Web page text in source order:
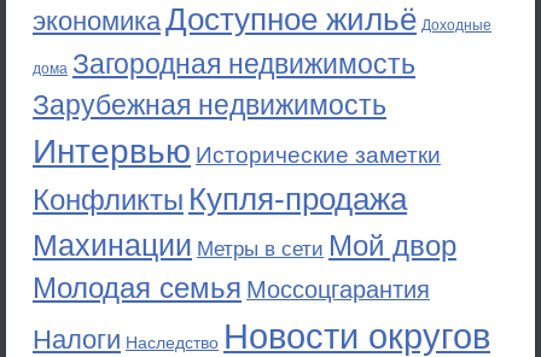
экономикаДоступное жильё Доходные
дома Загородная недвижимость
Зарубежная недвижимость
Интервью Исторические заметки
Конфликты Купля-продажа
Махинации Метры в сети Мой двор
Молодая семья Моссоцгарантия
Налоги Наследство Новости округов